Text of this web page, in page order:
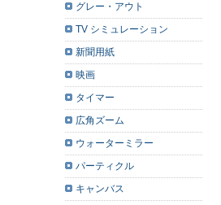
グレー・アウト
TV シミュレーション
新聞用紙
映画
タイマー
広角ズーム
ウォーターミラー
パーティクル
キャンバス